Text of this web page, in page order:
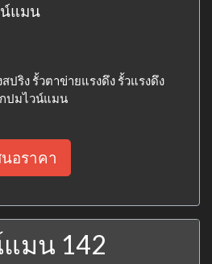
น์แมน
ปริง รั้วตาข่ายแรงดึง รั้วแรงดึง
ปมไวน์แมน
อราคา
มน 142